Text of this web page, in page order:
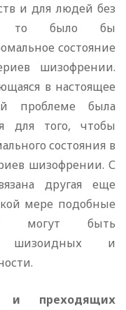
и для людей без
то было бы
состояние
шизофрении.
в настоящее
проблеме была
для того, чтобы
состояния в
шизофрении. С
другая еще
мере подобные
могут быть
шизоидных и
и преходящих